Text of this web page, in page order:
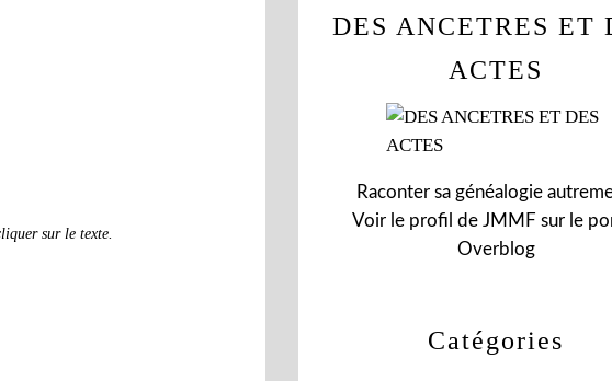
sur le texte.
Catégories
DES ANCETRES ET
ACTES
Raconter sa généalogie
Voir le profil de JMMF sur le
Overblog